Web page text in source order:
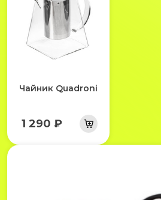
Чайник Quadroni
1 290 ₽